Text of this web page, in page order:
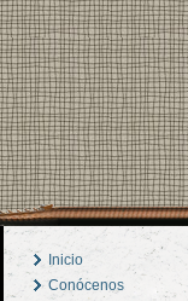
Inicio
Conócenos